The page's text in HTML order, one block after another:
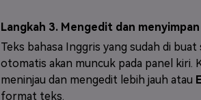
Langkah 3. Mengedit dan
Teks bahasa Inggris yang sudah di buat
otomatis akan muncuk pada panel kiri.
meninjau dan mengedit lebih jauh atau
format teks.